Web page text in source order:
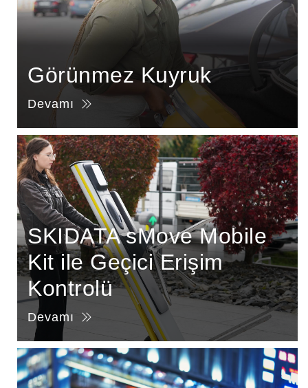
Görünmez Kuyruk
Devamı
SKIDATA sMove Mobile
Kit ile Geçici Erişim
Kontrolü
Devamı